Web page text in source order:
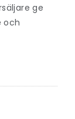
ge
och